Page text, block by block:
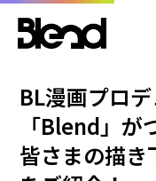
BL漫画プロ
「Blend」が
皆さまの描き